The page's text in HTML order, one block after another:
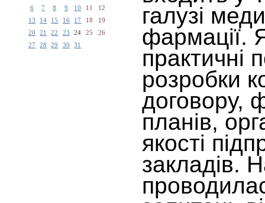
6
7 8 9 10 11
12
13
14 15 16 17 18
19
20
21 22 23 24 25
26
27
28 29 30 31
галузі
фармації.
практичні
розробки
договору,
планів,
якості
закладів.